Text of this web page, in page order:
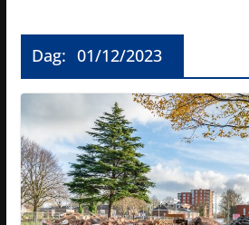
Dag: 01/12/2023